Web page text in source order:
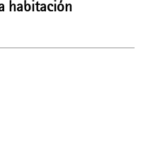
habitación